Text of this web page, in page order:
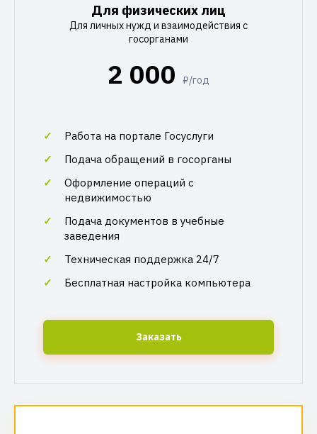
Для физических лиц
Для личных нужд и взаимодействия с
госорганами
2 000 ₽/год
Работа на портале Госуслуги
Подача обращений в госорганы
Оформление операций с
недвижимостью
Подача документов в учебные
заведения
Техническая поддержка 24/7
Бесплатная настройка компьютера
Заказать